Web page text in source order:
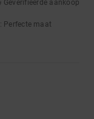
Geverifieerde aankoop
: Perfecte maat